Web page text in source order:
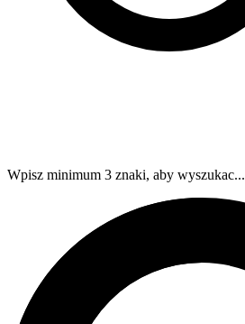
Wpisz minimum 3 znaki, aby wyszukac...